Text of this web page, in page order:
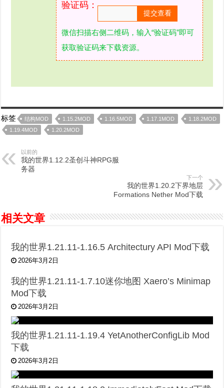
验证码：
微信扫描右侧二维码，输入“验证码”即可
获取验证码来下载资源。
标签 结构MOD 1.15.2MOD 1.16.5MOD 1.17.1MOD
1.18.2MOD
1.19.4MOD
1.20.2MOD
以前的
我的世界1.12.2圣创斗神RPG服
务器
下一个
我的世界1.20.2下界地层
Formations Nether Mod下载
相关文章
我的世界1.21.11-1.16.5 Architectury API Mod下载
2026年3月2日
我的世界1.21.11-1.7.10迷你地图 Xaero’s Minimap
Mod下载
2026年3月2日
我的世界1.21.11-1.19.4 YetAnotherConfigLib Mod
下载
2026年3月2日